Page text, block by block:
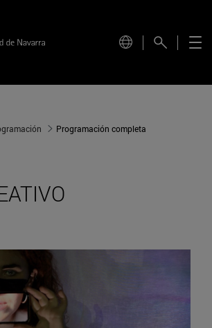
Programación completa